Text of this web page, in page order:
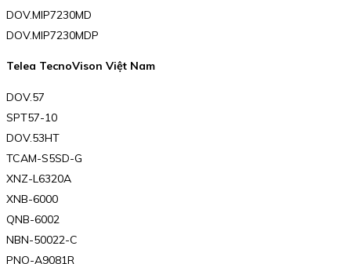
DOV.MIP7230MD
DOV.MIP7230MDP
Telea TecnoVison Việt Nam
DOV.57
SPT57-10
DOV.53HT
TCAM-S5SD-G
XNZ-L6320A
XNB-6000
QNB-6002
NBN-50022-C
PNO-A9081R